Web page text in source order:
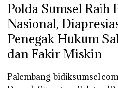
Polda Sumsel Raih
Nasional,
Penegak Hukum
dan Fakir Miskin
Palembang, bidiksumsel.com